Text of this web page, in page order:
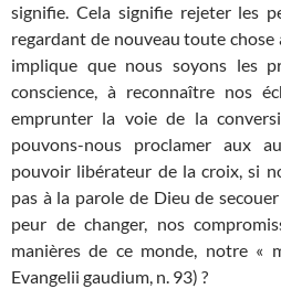
signifie. Cela signifie rejeter les
regardant de nouveau toute
implique que nous soyons les
conscience, à reconnaître nos
emprunter la voie de la
pouvons-nous proclamer aux
pouvoir libérateur de la croix, si
pas à la parole de Dieu de
peur de changer, nos
manières de ce monde, notre «
Evangelii gaudium, n. 93) ?